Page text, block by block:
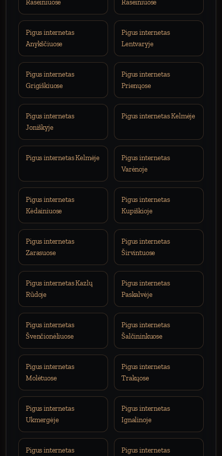
Raseiniuose Raseiniuose
Pigus internetas
Anykščiuose
Pigus internetas
Lentvaryje
Pigus internetas
Grigiškiuose
Pigus internetas
Prienųose
Pigus internetas
Joniškyje
Pigus internetas Kelmėje
Pigus internetas Kelmėje
Pigus internetas
Varėnoje
Pigus internetas
Kėdainiuose
Pigus internetas
Kupiškioje
Pigus internetas
Zarasuose
Pigus internetas
Širvintuose
Pigus internetas Kazlų
Rūdoje
Pigus internetas
Paskalvėje
Pigus internetas
Švenčionėliuose
Pigus internetas
Šalčininkuose
Pigus internetas
Molėtuose
Pigus internetas
Trakųose
Pigus internetas
Ukmergėje
Pigus internetas
Ignalinoje
Pigus internetas
Pigus internetas